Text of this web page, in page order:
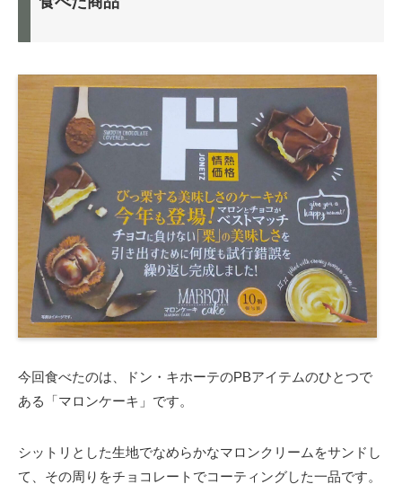
今回食べたのは、ドン・キホーテのPBアイテムのひとつで
ある「マロンケーキ」です。
シットリとした生地でなめらかなマロンクリームをサンドし
て、その周りをチョコレートでコーティングした一品です。